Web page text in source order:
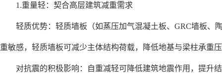
1.重量轻：契合高层建筑减重需求
轻质优势：轻质墙板（如蒸压加气混凝土板、GRC墙板、陶
重敏感，轻质墙板可减少主体结构荷载，降低地基与梁柱承重
对抗震的积极影响：自重减轻可降低建筑地震作用，提升结